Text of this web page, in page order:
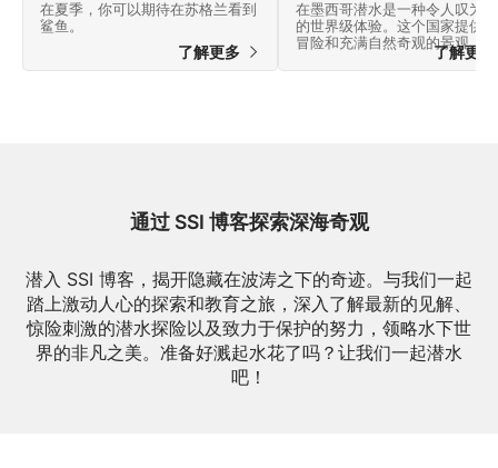
在夏季，你可以期待在苏格兰看到
鲨鱼。
了解更多
在墨西哥潜水是一种令人叹为
的世界级体验。这个国家提供
冒险和充满自然奇观的景观。
了解更
通过 SSI 博客探索深海奇观
潜入 SSI 博客，揭开隐藏在波涛之下的奇迹。与我们一起
踏上激动人心的探索和教育之旅，深入了解最新的见解、
惊险刺激的潜水探险以及致力于保护的努力，领略水下世
界的非凡之美。准备好溅起水花了吗？让我们一起潜水
吧！